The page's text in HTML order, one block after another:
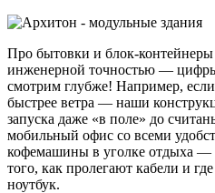
Про бытовки и блок-контейнеры
инженерной точностью —
смотрим глубже! Например, если
быстрее ветра — наши
запуска даже «в поле» до
мобильный офис со всеми
кофемашины в уголке отдыха —
того, как пролегают кабели и
ноутбук.